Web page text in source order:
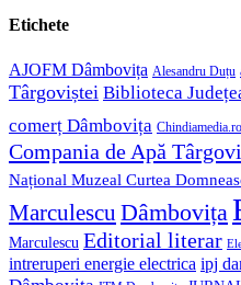
Etichete
AJOFM Dâmbovița Alesandru Duțu
Târgoviștei Biblioteca
comerț Dâmbovița Chindiamedia.ro
Compania de Apă
Național Muzeal Curtea
Marculescu Dâmbovița
Marculescu Editorial literar
intreruperi energie electrica ipj